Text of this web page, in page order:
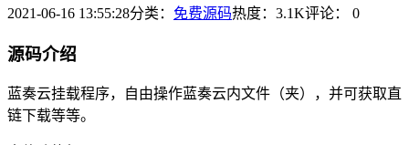
2021-06-16 13:55:28分类： 免费源码热度：3.1K评论： 0
源码介绍
蓝奏云挂载程序，自由操作蓝奏云内文件（夹），并可获取直
链下载等等。